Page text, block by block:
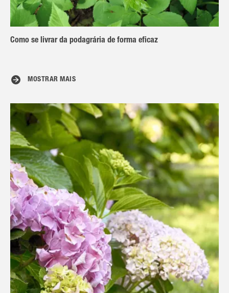
Como se livrar da podagrária de forma eficaz
MOSTRAR MAIS